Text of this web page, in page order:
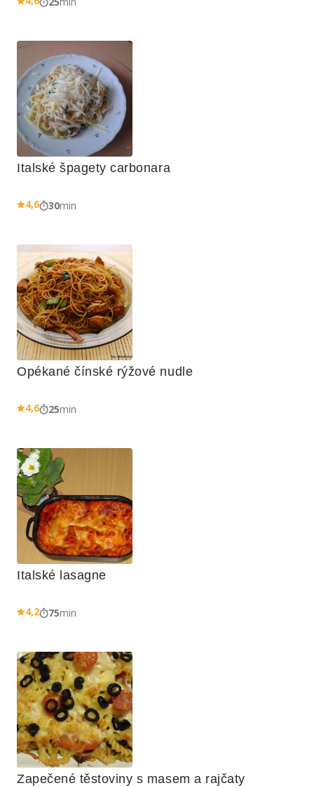
4,6 30min
Opékané čínské rýžové nudle
4,6 25min
Italské lasagne
4,2 75min
Zapečené těstoviny s masem a rajčaty